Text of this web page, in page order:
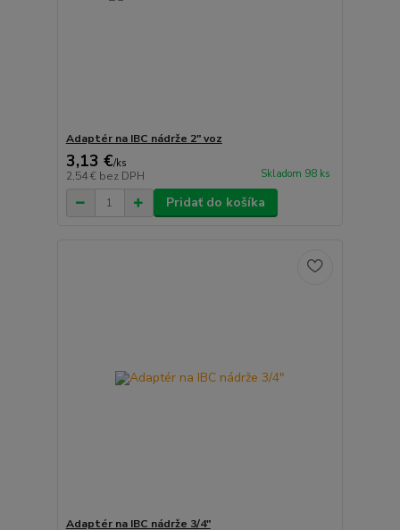
Adaptér na IBC nádrže 2" voz
3,13 €/ks
2,54 € bez DPH Skladom 98 ks
Pridať do košíka
Adaptér na IBC nádrže 3/4"